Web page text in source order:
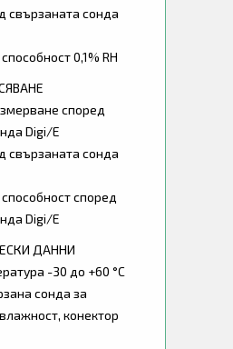
свързаната сонда
0,1% RH
според
Digi/E
свързаната сонда
според
Digi/E
ДАННИ
-30 до +60 °C
сонда за
конектор